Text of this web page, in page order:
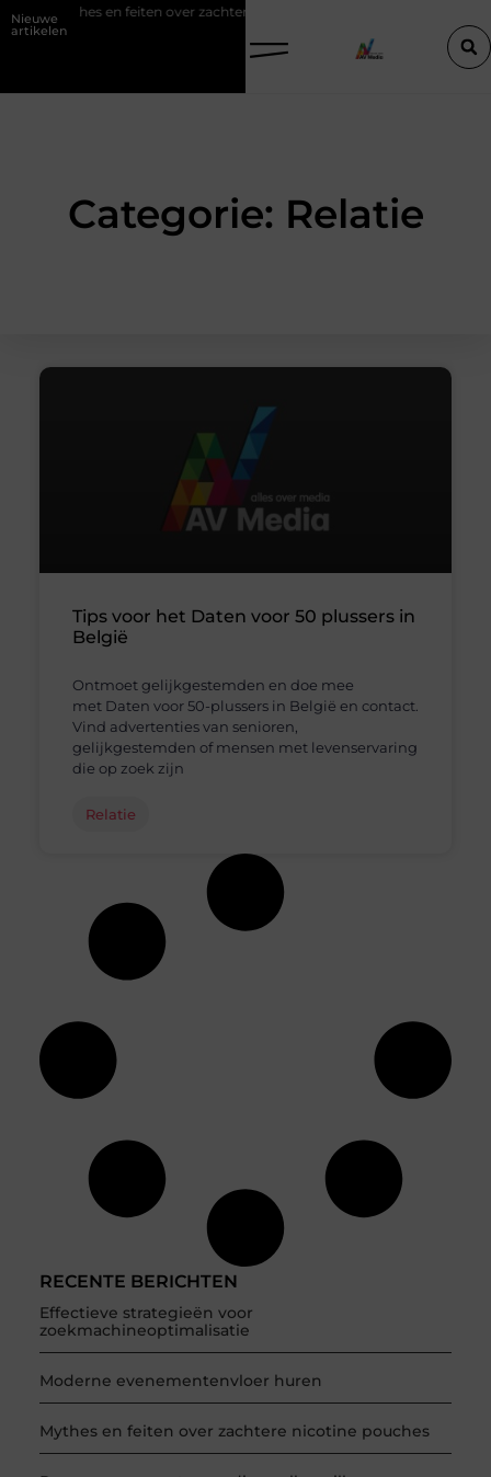
Nieuwe
artikelen
Mythes en feiten over zachtere nicotine pouches
Categorie: Relatie
RECENTE BERICHTEN
Effectieve strategieën voor
zoekmachineoptimalisatie
Moderne evenementenvloer huren
Mythes en feiten over zachtere nicotine pouches
Tips voor het Daten voor 50 plussers in
België
Ontmoet gelijkgestemden en doe mee
met Daten voor 50-plussers in België en contact.
Vind advertenties van senioren,
gelijkgestemden of mensen met levenservaring
die op zoek zijn
Relatie